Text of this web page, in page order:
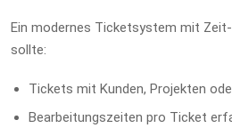
Ein modernes Ticketsystem mit
sollte:
Tickets mit Kunden, Projekten
Bearbeitungszeiten pro Ticket